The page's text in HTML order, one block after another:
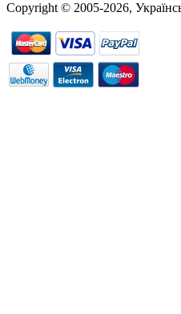
Copyright © 2005-2026,